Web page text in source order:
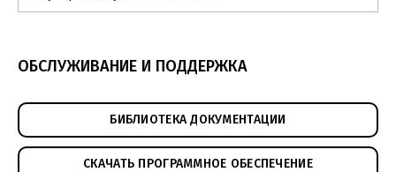
ОБСЛУЖИВАНИЕ И ПОДДЕРЖКА
БИБЛИОТЕКА ДОКУМЕНТАЦИИ
СКАЧАТЬ ПРОГРАММНОЕ ОБЕСПЕЧЕНИЕ